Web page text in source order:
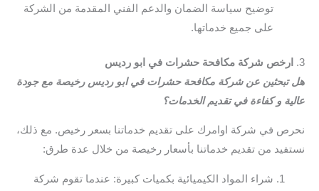
توضيح سياسة الضمان والدعم الفني المقدمة من الشركة
على جميع خدماتها.
3.
ارخص شركة مكافحة حشرات في ابو رديس
هل تبحثين عن شركة مكافحة حشرات في ابو رديس رخيصة مع جودة
عالية و كفاءة في تقديم الخدمات؟
نحرص في شركة اوامرك على تقديم خدماتنا بسعر رخيص. مع ذلك،
نستفيد من تقديم خدماتنا بأسعار رخيصة من خلال عدة طرق:
شراء المواد الكيميائية بكميات كبيرة: عندما تقوم شركة